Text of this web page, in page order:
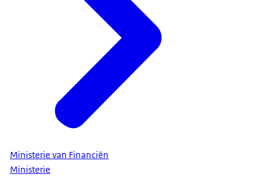
Ministerie van Financiën
Ministerie